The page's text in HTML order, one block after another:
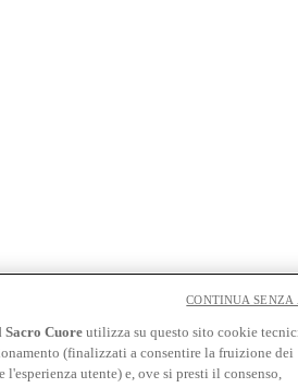
Cuore utilizza su questo sito cookie
(finalizzati a consentire la fruizione dei
utente) e, ove si presti il consenso,
CONTINUA SENZA